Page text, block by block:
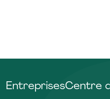
EntreprisesCentre